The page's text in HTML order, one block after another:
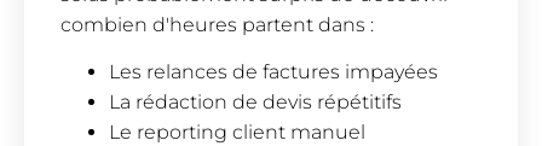
combien d'heures partent dans :
Les relances de factures impayées
La rédaction de devis répétitifs
Le reporting client manuel